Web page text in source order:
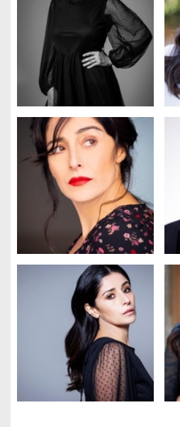
Gestione dei cookie
Utilizziamo i cookie per rendere il